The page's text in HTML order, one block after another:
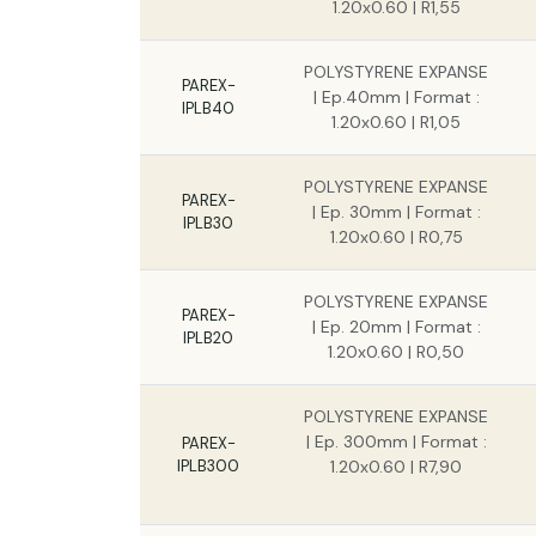
1.20x0.60 | R1,55
PAREX-
IPLB40
POLYSTYRENE EXPANSE
| Ep.40mm | Format :
1.20x0.60 | R1,05
PAREX-
IPLB30
POLYSTYRENE EXPANSE
| Ep. 30mm | Format :
1.20x0.60 | R0,75
PAREX-
IPLB20
POLYSTYRENE EXPANSE
| Ep. 20mm | Format :
1.20x0.60 | R0,50
PAREX-
IPLB300
POLYSTYRENE EXPANSE
| Ep. 300mm | Format :
1.20x0.60 | R7,90